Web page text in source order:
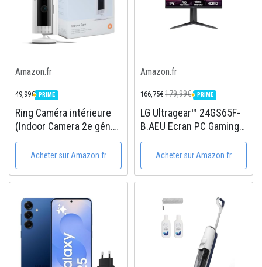
Amazon.fr
49,99€ PRIME
PRIME
Ring Caméra intérieure
(Indoor Camera 2e gén.) |
Caméra de surveillance
wifi sur secteur pour
animaux, vidéo HD 1080p,
audio bidirectionnel,
Acheter sur Amazon.fr
Amazon.fr
166,75€ 179,99€ PRIME
PRIME
LG Ultragear™ 24GS65F-
B.AEU Ecran PC Gaming
24" - Dalle IPS résolution
FHD (1920x1080), 1ms
GtG, HDR 10, sRGB99%,
AMD FreeSync,
Sync,...
Acheter sur Amazon.fr